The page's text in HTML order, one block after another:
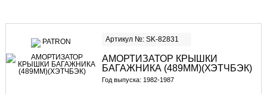
Артикул №: SK-82831
АМОРТИЗАТОР КРЫШКИ
БАГАЖНИКА (489ММ)(ХЭТЧБЭК)
Год выпуска: 1982-1987